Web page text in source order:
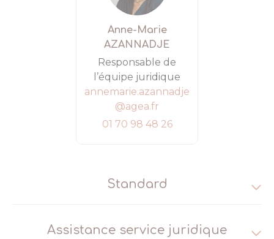
Anne-Marie
AZANNADJE
Responsable de
l’équipe juridique
annemarie.azannadje
@agea.fr
01 70 98 48 26
Standard
Assistance service juridique